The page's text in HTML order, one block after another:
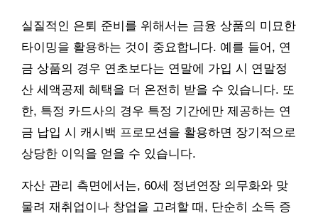
실질적인 은퇴 준비를 위해서는 금융 상품의 미묘한
타이밍을 활용하는 것이 중요합니다. 예를 들어, 연
금 상품의 경우 연초보다는 연말에 가입 시 연말정
산 세액공제 혜택을 더 온전히 받을 수 있습니다. 또
한, 특정 카드사의 경우 특정 기간에만 제공하는 연
금 납입 시 캐시백 프로모션을 활용하면 장기적으로
상당한 이익을 얻을 수 있습니다.
자산 관리 측면에서는, 60세 정년연장 의무화와 맞
물려 재취업이나 창업을 고려할 때, 단순히 소득 증